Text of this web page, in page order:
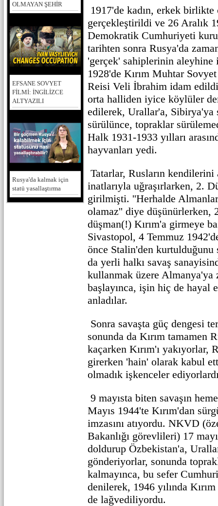
OLMAYAN ŞEHİR
EFSANE SOVYET
FİLMİ: İNGİLİZCE
ALTYAZILI
Rusya'da kalmak için
statü yasallaştırma
1917'de kadın, erkek
gerçekleştirildi ve 26 Aralık
Demokratik Cumhuriyeti
tarihten sonra Rusya'da
'gerçek' sahiplerinin aleyhine
1928'de Kırım Muhtar
Reisi Veli İbrahim idam
orta halliden iyice köylüler
edilerek, Urallar'a,
sürülünce, topraklar
Halk 1931-1933 yılları
hayvanları yedi.
Tatarlar, Rusların kendilerini
inatlarıyla uğraşırlarken, 2.
girilmişti. ''Herhalde
olamaz'' diye düşünürlerken,
düşman(!) Kırım'a girmeye
Sivastopol, 4 Temmuz
önce Stalin'den kurtulduğunu
da yerli halkı savaş
kullanmak üzere Almanya'ya
başlayınca, işin hiç de hayal
anladılar.
Sonra savaşta güç dengesi
sonunda da Kırım tamamen
kaçarken Kırım'ı yakıyorlar,
girerken 'hain' olarak kabul
olmadık işkenceler
9 mayısta biten savaşın
Mayıs 1944'te Kırım'dan
imzasını atıyordu. NKVD
Bakanlığı görevlileri) 17
doldurup Özbekistan'a,
gönderiyorlar, sonunda
kalmayınca, bu sefer
denilerek, 1946 yılında
de lağvediliyordu.